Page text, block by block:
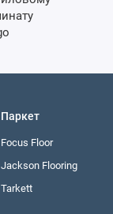
Паркет
Focus Floor
Jackson Flooring
Tarkett